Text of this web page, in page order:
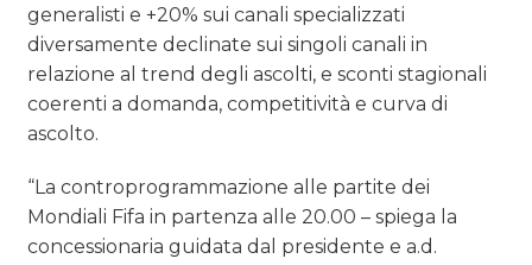
generalisti e +20% sui canali specializzati
diversamente declinate sui singoli canali in
relazione al trend degli ascolti, e sconti stagionali
coerenti a domanda, competitività e curva di
ascolto.
“La controprogrammazione alle partite dei
Mondiali Fifa in partenza alle 20.00 – spiega la
concessionaria guidata dal presidente e a.d.